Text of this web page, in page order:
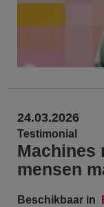
24.03.2026
Testimonial
Machines
mensen
Beschikbaar in